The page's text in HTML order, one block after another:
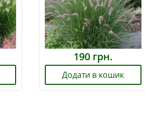
190грн.
Додати в кошик